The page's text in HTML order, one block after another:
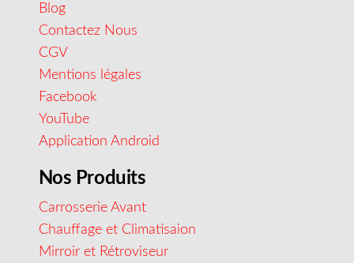
Blog
Contactez Nous
CGV
Mentions légales
Facebook
YouTube
Application Android
Nos Produits
Carrosserie Avant
Chauffage et Climatisaion
Mirroir et Rétroviseur